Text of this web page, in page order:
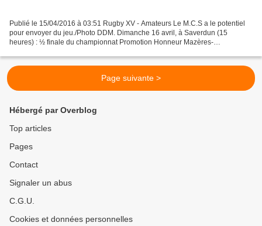
Publié le 15/04/2016 à 03:51 Rugby XV - Amateurs Le M.C.S a le potentiel
pour envoyer du jeu./Photo DDM. Dimanche 16 avril, à Saverdun (15
heures) : ½ finale du championnat Promotion Honneur Mazères-
Page suivante >
Hébergé par Overblog
Top articles
Pages
Contact
Signaler un abus
C.G.U.
Cookies et données personnelles